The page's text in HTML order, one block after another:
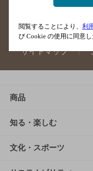
掲載
サイトマップ
商品
商品TOP
商品一覧
知る・楽しむ
知る・楽しむTOP
文化・スポーツ
閲覧することにより、 利
び Cookie の使用に同意し